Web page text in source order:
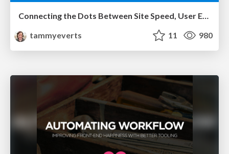
Connecting the Dots Between Site Speed, User Experience & Your Business [WebExpo 2025]
tammyeverts
11 980